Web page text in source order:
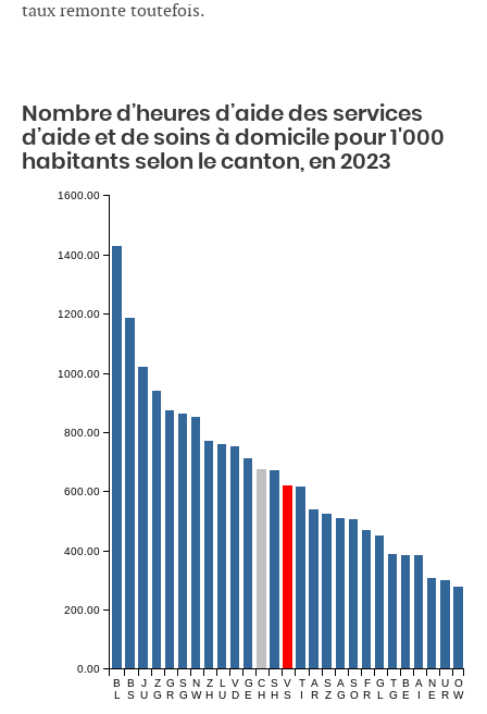
taux remonte toutefois.
Nombre d’heures d’aide des services
d’aide et de soins à domicile pour 1'000
habitants selon le canton, en 2023
B
L
B
S
J
U
Z
G
G
R
S
G
N
W
Z
H
L
U
V
D
G
E
C
H
S
H
V
S
T
I
A
R
S
Z
A
G
S
O
F
R
G
L
T
G
B
E
A
I
N
E
U
R
O
W
0.00
200.00
400.00
600.00
800.00
1000.00
1200.00
1400.00
1600.00